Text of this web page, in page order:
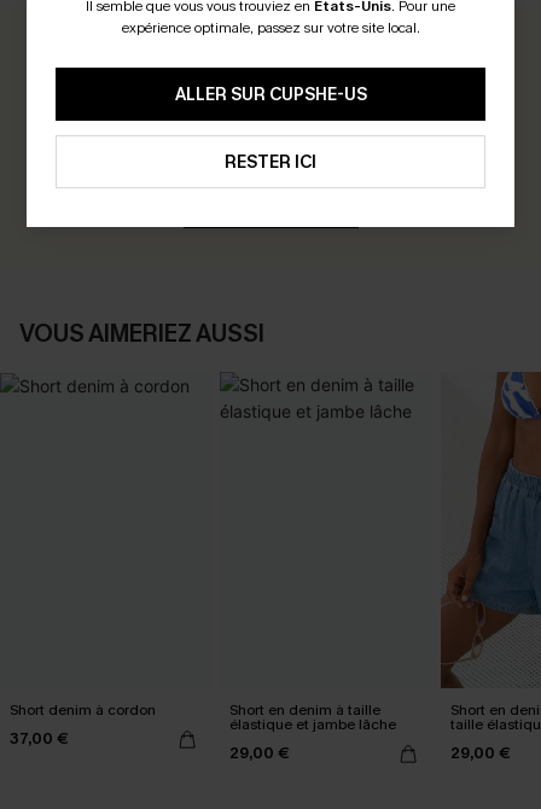
Soyez le Premier à Donner Votre Avis
Gagnez 30+ points pour chaque avis que vous laissez !
VOUS AIMERIEZ AUSSI
Short denim à cordon
37,00 €
Short en denim à taille
élastique et jambe lâche
29,00 €
Short en
taille
29,00 €
Il semble que vous vous trouviez en États-Unis. Pour une
expérience optimale, passez sur votre site local.
ALLER SUR CUPSHE-US
RESTER ICI